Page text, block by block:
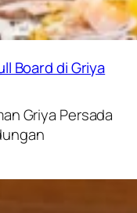
Board di Griya
Griya Persada